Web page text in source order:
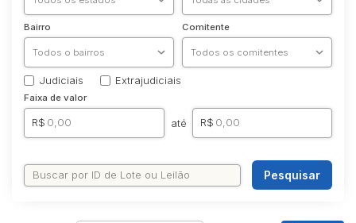
Bairro Comitente
Judiciais Extrajudiciais
Faixa de valor
R$ até R$
Pesquisar